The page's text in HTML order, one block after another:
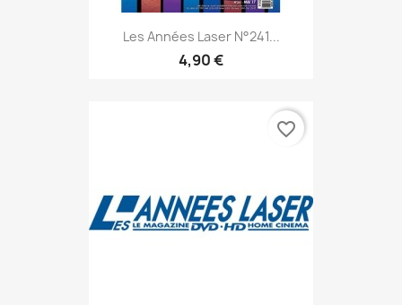
Les Années Laser N°241...
4,90 €
favorite_border